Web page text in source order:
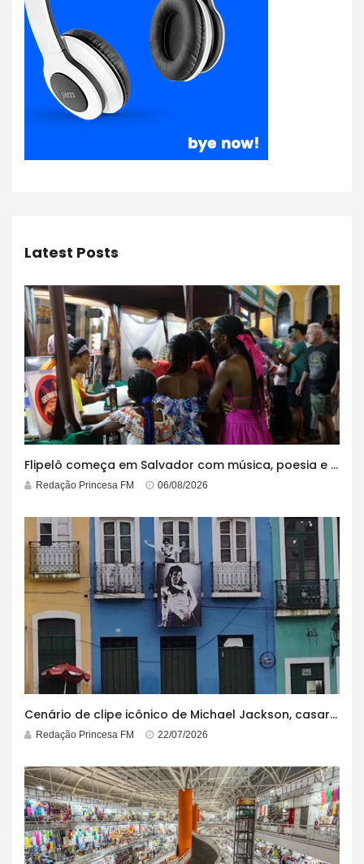
Latest Posts
Flipelô começa em Salvador com música, poesia e grande participação
Redação Princesa FM 06/08/2026
Cenário de clipe icônico de Michael Jackson, casarão azul no centro do Pelourinho enfrenta ordem de desocupação
Redação Princesa FM 22/07/2026